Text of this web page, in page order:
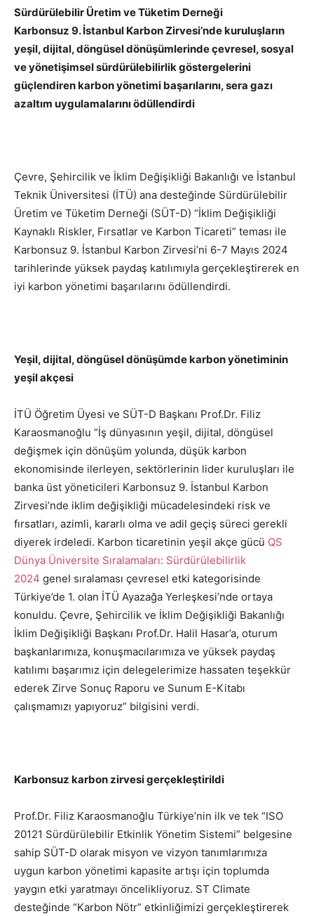
Sürdürülebilir Üretim ve Tüketim Derneği
Karbonsuz 9. İstanbul Karbon Zirvesi’nde kuruluşların
yeşil, dijital, döngüsel dönüşümlerinde çevresel, sosyal
ve yönetişimsel sürdürülebilirlik göstergelerini
güçlendirenkarbon yönetimi başarılarını,sera gazı
azaltım uygulamalarını ödüllendirdi
Çevre, Şehircilik ve İklim Değişikliği Bakanlığı ve İstanbul
Teknik Üniversitesi (İTÜ) ana desteğinde Sürdürülebilir
Üretim ve Tüketim Derneği (SÜT-D) “İklim Değişikliği
Kaynaklı Riskler, Fırsatlar ve Karbon Ticareti” teması ile
Karbonsuz 9. İstanbul Karbon Zirvesi’ni 6-7 Mayıs 2024
tarihlerinde yüksek paydaş katılımıyla gerçekleştirerek en
iyi karbon yönetimi başarılarını ödüllendirdi.
Yeşil, dijital, döngüsel dönüşümde karbon yönetiminin
yeşil akçesi
İTÜ Öğretim Üyesi ve SÜT-D Başkanı Prof.Dr. Filiz
Karaosmanoğlu “İş dünyasının yeşil, dijital, döngüsel
değişmek için dönüşüm yolunda, düşük karbon
ekonomisinde ilerleyen, sektörlerinin lider kuruluşları ile
banka üst yöneticileri Karbonsuz 9. İstanbul Karbon
Zirvesi’nde iklim değişikliği mücadelesindeki risk ve
fırsatları, azimli, kararlı olma ve adil geçiş süreci gerekli
diyerek irdeledi. Karbon ticaretinin yeşil akçe gücü QS
Dünya Üniversite Sıralamaları: Sürdürülebilirlik
2024 genel sıralaması çevresel etki kategorisinde
Türkiye’de 1. olan İTÜ Ayazağa Yerleşkesi’nde ortaya
konuldu. Çevre, Şehircilik ve İklim Değişikliği Bakanlığı
İklim Değişikliği Başkanı Prof.Dr. Halil Hasar’a, oturum
başkanlarımıza, konuşmacılarımıza ve yüksek paydaş
katılımı başarımız için delegelerimize hassaten teşekkür
ederek Zirve Sonuç Raporu ve Sunum E-Kitabı
çalışmamızı yapıyoruz” bilgisini verdi.
Karbonsuz karbon zirvesi gerçekleştirildi
Prof.Dr. Filiz Karaosmanoğlu Türkiye’nin ilk ve tek “ISO
20121 Sürdürülebilir Etkinlik Yönetim Sistemi” belgesine
sahip SÜT-D olarak misyon ve vizyon tanımlarımıza
uygun karbon yönetimi kapasite artışı için toplumda
yaygın etki yaratmayı öncelikliyoruz. ST Climate
desteğinde “Karbon Nötr” etkinliğimizi gerçekleştirerek